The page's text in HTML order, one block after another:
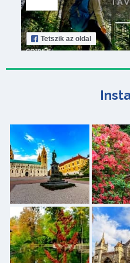
Tetszik az oldal